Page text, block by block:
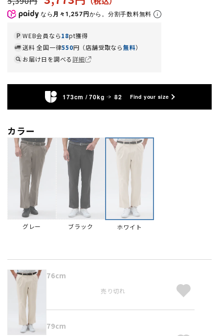
なら 月々1,257円から。分割手数料無料
WEB会員なら18pt獲得
送料 全国一律550円（店舗受取なら無料）
お届け日を調べる詳細
173cm / 70kg 82 Find your size
カラー
グレー ブラック ホワイト
76cm
売り切れ
79cm